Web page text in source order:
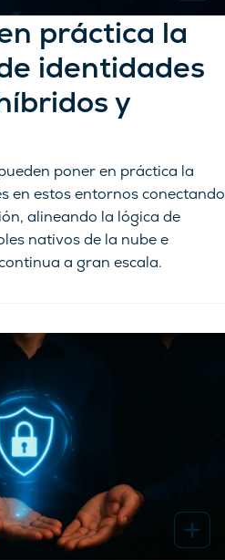
práctica la
identidades
y
poner en práctica la
en estos entornos conectando
alineando la lógica de
nativos de la nube e
a gran escala.